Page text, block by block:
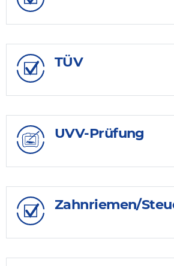
TÜV
UVV-Prüfung
Zahnriemen/